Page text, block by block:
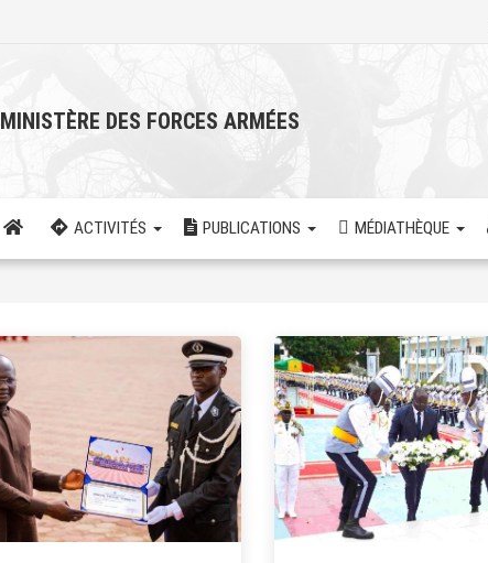
MINISTÈRE DES FORCES ARMÉES
ACTIVITÉS PUBLICATIONS MÉDIATHÈQUE